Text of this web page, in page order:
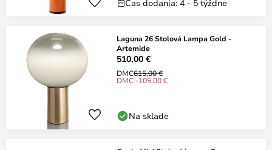
Čas dodania: 4 - 5 týždne
Laguna 26 Stolová Lampa Gold -
Artemide
510,00 €
DMC615,00 €
DMC -105,00 €
Na sklade